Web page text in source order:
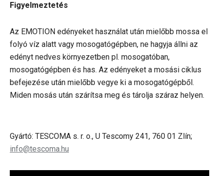
Figyelmeztetés
Az EMOTION edényeket használat után mielőbb mossa el
folyó víz alatt vagy mosogatógépben, ne hagyja állni az
edényt nedves környezetben pl. mosogatóban,
mosogatógépben és has. Az edényeket a mosási ciklus
befejezése után mielőbb vegye ki a mosogatógépből.
Miden mosás után szárítsa meg és tárolja száraz helyen.
Gyártó: TESCOMA s. r. o., U Tescomy 241, 760 01 Zlín;
info@tescoma.hu